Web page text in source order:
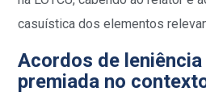
casuística dos elementos
Acordos de
premiada no